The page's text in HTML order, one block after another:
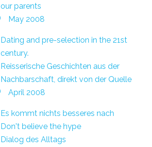
our parents
May 2008
Dating and pre-selection in the 21st
century.
Reisserische Geschichten aus der
Nachbarschaft, direkt von der Quelle
April 2008
Es kommt nichts besseres nach
Don't believe the hype
Dialog des Alltags